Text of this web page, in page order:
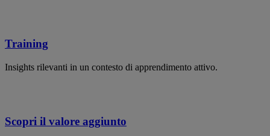
Training
Insights rilevanti in un contesto di apprendimento attivo.
Scopri il valore aggiunto